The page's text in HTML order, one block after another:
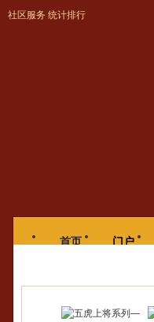
社区服务 统计排行
首页 门户